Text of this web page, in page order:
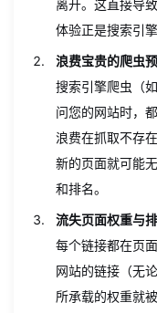
离开。这直接导
体验正是搜索引
浪费宝贵的爬虫
搜索引擎爬虫（
问您的网站时，
浪费在抓取不存
新的页面就可能
和排名。
流失页面权重与
每个链接都在页
网站的链接（无
所承载的权重就